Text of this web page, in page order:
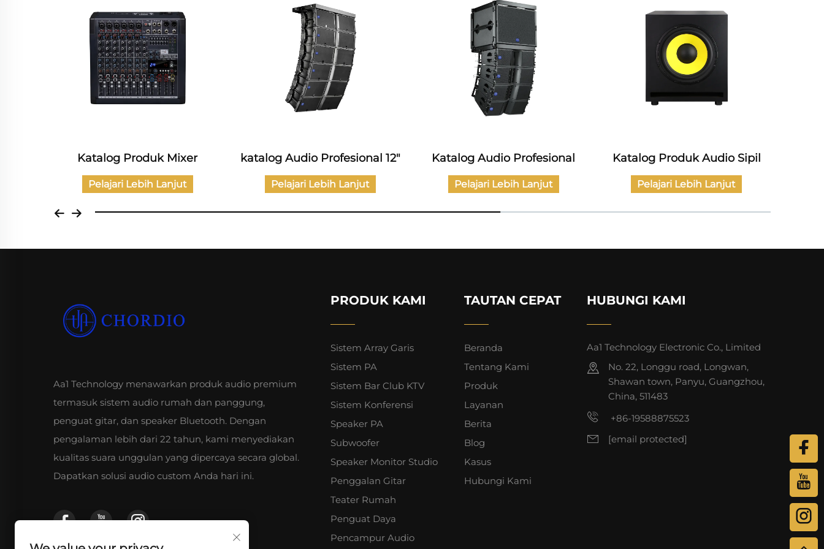
katalog Audio Profesional 12"
Pelajari Lebih Lanjut
Katalog Audio Profesional
Pelajari Lebih Lanjut
Katalog Produk Audio Sipil
Pelajari Lebih Lanjut
Katalog Seri Penguat Daya
Pelajari Lebih Lanjut
Aa1 Technology menawarkan produk audio premium
termasuk sistem audio rumah dan panggung,
penguat gitar, dan speaker Bluetooth. Dengan
pengalaman lebih dari 22 tahun, kami menyediakan
kualitas suara unggulan yang dipercaya secara global.
Dapatkan solusi audio custom Anda hari ini.
PRODUK KAMI
Sistem Array Garis
Sistem PA
Sistem Bar Club KTV
Sistem Konferensi
Speaker PA
Subwoofer
Speaker Monitor Studio
Penggalan Gitar
Teater Rumah
Penguat Daya
Pencampur Audio
TAUTAN CEPAT
Beranda
Tentang Kami
Produk
Layanan
Berita
Blog
Kasus
Hubungi Kami
HUBUNGI KAMI
Aa1 Technology Electronic Co., Limited
No. 22, Longgu road, Longwan,
Shawan town, Panyu, Guangzhou,
China, 511483
+86-19588875523
[email protected]